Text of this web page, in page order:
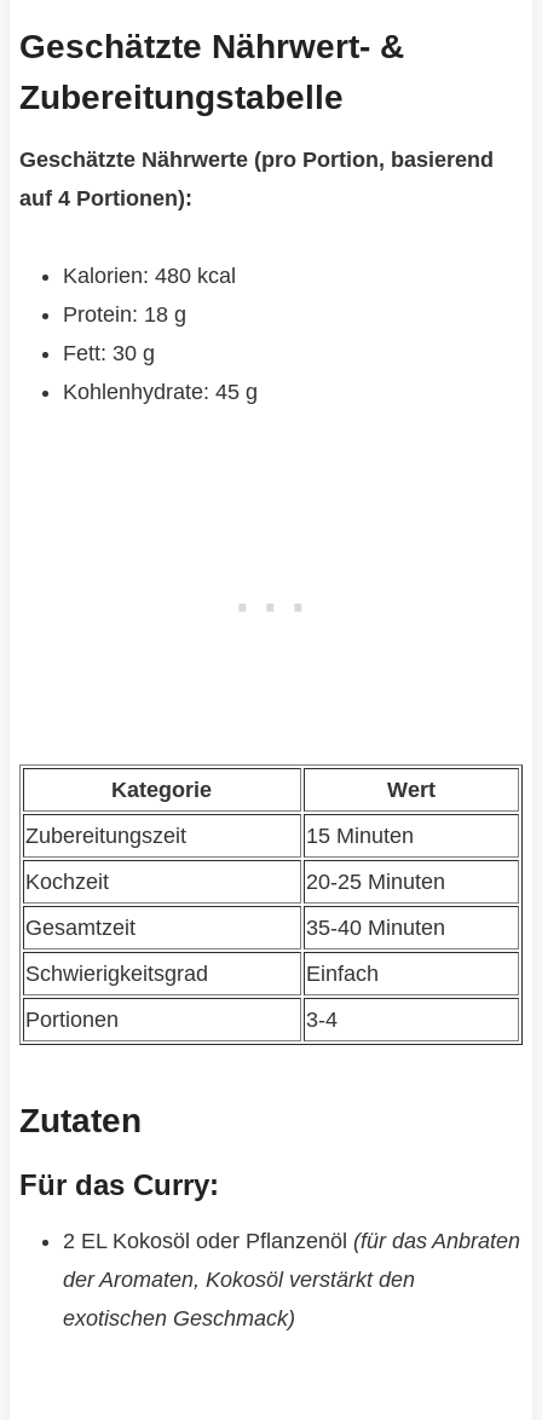
Geschätzte Nährwert- &
Zubereitungstabelle
Geschätzte Nährwerte (pro Portion, basierend
auf 4 Portionen):
Kalorien: 480 kcal
Protein: 18 g
Fett: 30 g
Kohlenhydrate: 45 g
Kategorie
Wert
Zubereitungszeit
15 Minuten
Kochzeit
20-25 Minuten
Gesamtzeit
35-40 Minuten
Schwierigkeitsgrad
Einfach
Portionen
3-4
Zutaten
Für das Curry:
2 EL Kokosöl oder Pflanzenöl (für das Anbraten
der Aromaten, Kokosöl verstärkt den
exotischen Geschmack)